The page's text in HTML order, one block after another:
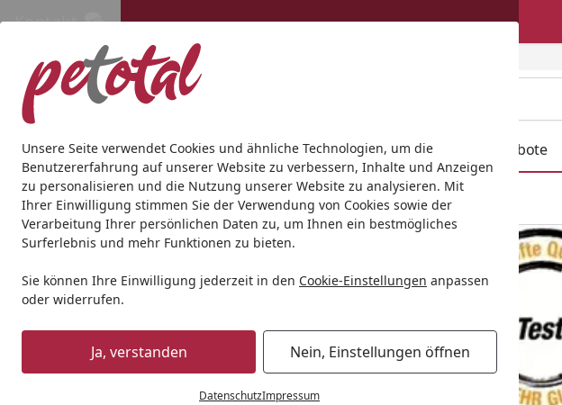
Unsere Seite verwendet Cookies und ähnliche Technologien, um die
Benutzererfahrung auf unserer Website zu verbessern, Inhalte und Anzeigen
zu personalisieren und die Nutzung unserer Website zu analysieren. Mit
Ihrer Einwilligung stimmen Sie der Verwendung von Cookies sowie der
Verarbeitung Ihrer persönlichen Daten zu, um Ihnen ein bestmögliches
Surferlebnis und mehr Funktionen zu bieten.
Sie können Ihre Einwilligung jederzeit in den Cookie-Einstellungen anpassen
oder widerrufen.
Ja, verstanden Nein, Einstellungen öffnen
DatenschutzImpressum
Kontakt
Hund Katze Aquaristik Teich Andere Tierarten Geschenkideen Angebote
Startseite
Hund Hundetrockenfutter HAPPY DOG Happy Dog fit & vital Mini Adult